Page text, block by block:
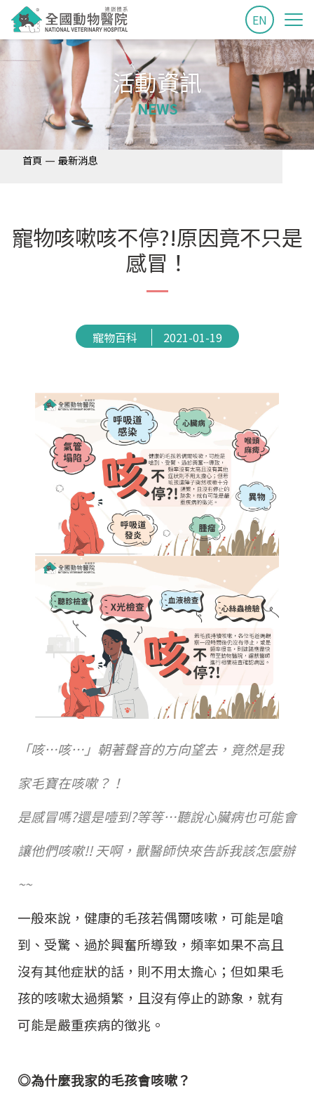
EN
活動資訊
NEWS
首頁 — 最新消息
寵物咳嗽咳不停?!原因竟不只是
感冒！
寵物百科 2021-01-19
「咳…咳…」朝著聲音的方向望去，竟然是我
家毛寶在咳嗽？！
是感冒嗎?還是噎到?等等…聽說心臟病也可能會
讓他們咳嗽!! 天啊，獸醫師快來告訴我該怎麼辦
~~
一般來說，健康的毛孩若偶爾咳嗽，可能是嗆
到、受驚、過於興奮所導致，頻率如果不高且
沒有其他症狀的話，則不用太擔心；但如果毛
孩的咳嗽太過頻繁，且沒有停止的跡象，就有
可能是嚴重疾病的徵兆。
◎為什麼我家的毛孩會咳嗽？